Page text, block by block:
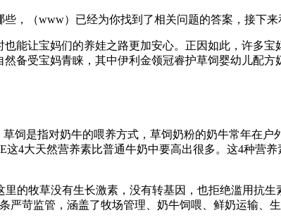
，（www）已经为你找到了相关问题的答案，接下
能让宝妈们的养娃之路更加安心。正因如此，许多
备受宝妈青睐，其中伊利金领冠睿护草饲婴幼儿配方
饲是指对奶牛的喂养方式，草饲奶粉的奶牛常年在
4大天然营养素比普通牛奶中要高出很多。这4种营
的牧草没有生长激素，没有转基因，也拒绝滥用抗
苛监管，涵盖了牧场管理、奶牛饲喂、鲜奶运输、